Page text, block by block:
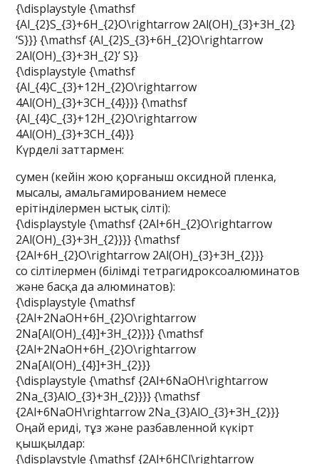
{\displaystyle {\mathsf
{Al_{2}S_{3}+6H_{2}O\rightarrow 2Al(OH)_{3}+3H_{2}
‘S}}} {\mathsf {Al_{2}S_{3}+6H_{2}O\rightarrow
2Al(OH)_{3}+3H_{2}’ S}}
{\displaystyle {\mathsf
{Al_{4}C_{3}+12H_{2}O\rightarrow
4Al(OH)_{3}+3CH_{4}}}} {\mathsf
{Al_{4}C_{3}+12H_{2}O\rightarrow
4Al(OH)_{3}+3CH_{4}}}
Күрделі заттармен:
сумен (кейін жою қорғаныш оксидной пленка,
мысалы, амальгамированием немесе
ерітінділермен ыстық сілті):
{\displaystyle {\mathsf {2Al+6H_{2}O\rightarrow
2Al(OH)_{3}+3H_{2}}}} {\mathsf
{2Al+6H_{2}O\rightarrow 2Al(OH)_{3}+3H_{2}}}
со сілтілермен (білімді тетрагидроксоалюминатов
және басқа да алюминатов):
{\displaystyle {\mathsf
{2Al+2NaOH+6H_{2}O\rightarrow
2Na[Al(OH)_{4}]+3H_{2}}}} {\mathsf
{2Al+2NaOH+6H_{2}O\rightarrow
2Na[Al(OH)_{4}]+3H_{2}}}
{\displaystyle {\mathsf {2Al+6NaOH\rightarrow
2Na_{3}AlO_{3}+3H_{2}}}} {\mathsf
{2Al+6NaOH\rightarrow 2Na_{3}AlO_{3}+3H_{2}}}
Оңай ериді, тұз және разбавленной күкірт
қышқылдар:
{\displaystyle {\mathsf {2Al+6HCl\rightarrow